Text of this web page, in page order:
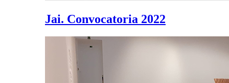
Jai. Convocatoria 2022